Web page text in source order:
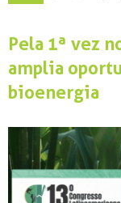
Pela 1ª vez
amplia
bioenergia